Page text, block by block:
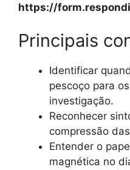
https://
Principais
Identificar
pescoço para
investigação.
Reconhecer
compressão
Entender o
magnética no